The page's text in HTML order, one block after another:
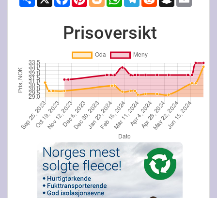
Prisoversikt